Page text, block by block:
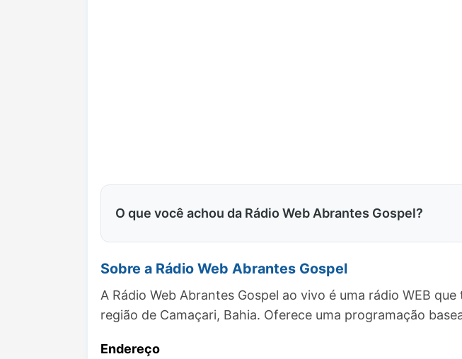
O que você achou da Rádio Web Abrantes Gospel?
Sobre a Rádio Web Abrantes Gospel
A Rádio Web Abrantes Gospel ao vivo é uma rádio WEB
região de Camaçari, Bahia. Oferece uma programação
Endereço